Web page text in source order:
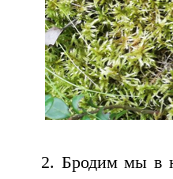
2. Бродим мы в